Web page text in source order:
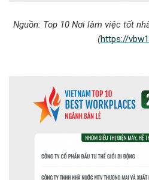
Nguồn: Top 10 Nơi làm việc tốt
(https://